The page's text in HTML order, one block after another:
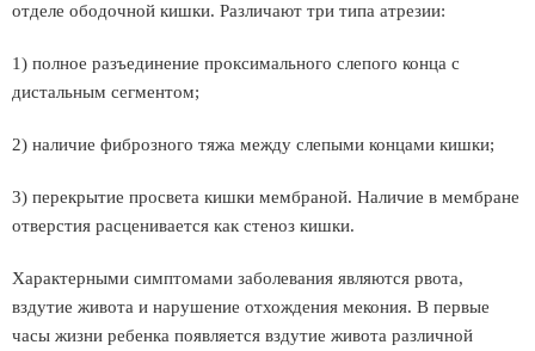
отделе ободочной кишки. Различают три типа атрезии:
1) полное разъединение проксимального слепого конца с
дистальным сегментом;
2) наличие фиброзного тяжа между слепыми концами кишки;
3) перекрытие просвета кишки мембраной. Наличие в мембране
отверстия расценивается как стеноз кишки.
Характерными симптомами заболевания являются рвота,
вздутие живота и нарушение отхождения мекония. В первые
часы жизни ребенка появляется вздутие живота различной